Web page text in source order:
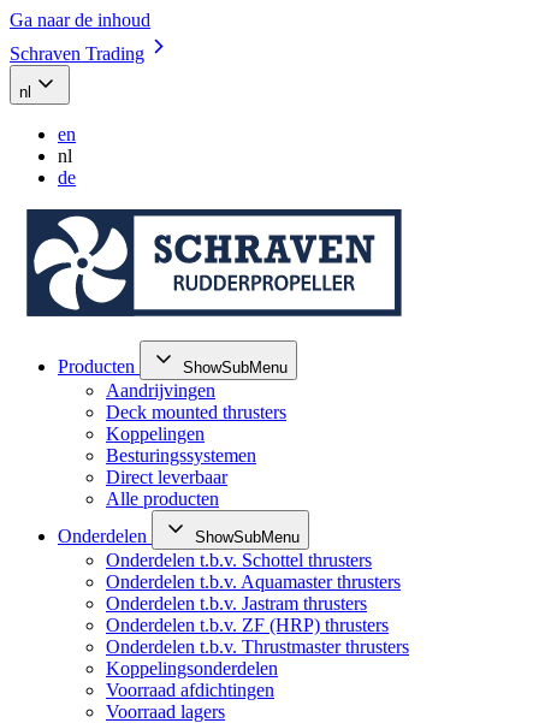
Ga naar de inhoud
Schraven Trading
nl
en
nl
de
Producten ShowSubMenu
Aandrijvingen
Deck mounted thrusters
Koppelingen
Besturingssystemen
Direct leverbaar
Alle producten
Onderdelen
ShowSubMenu
Onderdelen t.b.v. Schottel thrusters
Onderdelen t.b.v. Aquamaster thrusters
Onderdelen t.b.v. Jastram thrusters
Onderdelen t.b.v. ZF (HRP) thrusters
Onderdelen t.b.v. Thrustmaster thrusters
Koppelingsonderdelen
Voorraad afdichtingen
Voorraad lagers